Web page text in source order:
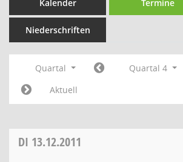
Kalender Termine
Niederschriften
Quartal Quartal 4
Aktuell
DI 13.12.2011